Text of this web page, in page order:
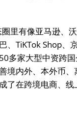
圈里有像亚马逊、
、TiKTok Shop、
多家大型中资跨
境内外、本外币
了在跨境电商、